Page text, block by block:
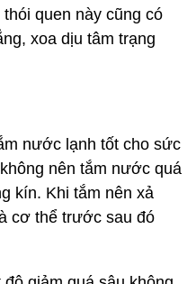
quen này cũng có
xoa dịu tâm trạng
nước lạnh tốt cho sức
nên tắm nước quá
kín. Khi tắm nên xả
cơ thể trước sau đó